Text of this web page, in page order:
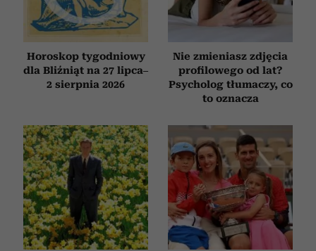
Horoskop tygodniowy
dla Bliźniąt na 27 lipca–
2 sierpnia 2026
Nie zmieniasz zdjęcia
profilowego od lat?
Psycholog tłumaczy, co
to oznacza